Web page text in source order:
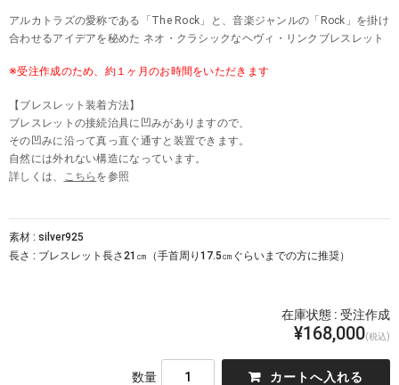
アルカトラズの愛称である「The Rock」と、音楽ジャンルの「Rock」を掛け
合わせるアイデアを秘めた ネオ・クラシックなヘヴィ・リンクブレスレット
※受注作成のため、約１ヶ月のお時間をいただきます
【ブレスレット装着方法】
ブレスレットの接続治具に凹みがありますので、
その凹みに沿って真っ直ぐ通すと装置できます。
自然には外れない構造になっています。
詳しくは、
こちら を参照
素材 : silver925
長さ : ブレスレット長さ21㎝（手首周り17.5㎝ぐらいまでの方に推奨）
在庫状態 : 受注作成
¥168,000(税込)
数量